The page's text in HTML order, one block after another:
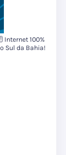
Internet 100%
Sul da Bahia!